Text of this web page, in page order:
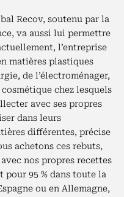
Recov, soutenu par la
va aussi lui permettre
l’entreprise
matières plastiques
de l’électroménager,
chez lesquels
avec ses propres
dans leurs
différentes, précise
achetons ces rebuts,
nos propres recettes
95 % dans toute la
ou en Allemagne,